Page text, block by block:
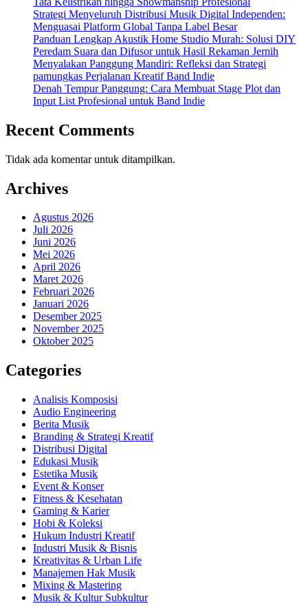
Strategi Menyeluruh Distribusi Musik Digital Independen:
Menguasai Platform Global Tanpa Label Besar
Panduan Lengkap Akustik Home Studio Murah: Solusi DIY
Peredam Suara dan Difusor untuk Hasil Rekaman Jernih
Menyalakan Panggung Mandiri: Refleksi dan Strategi
pamungkas Perjalanan Kreatif Band Indie
Denah Tempur Panggung: Cara Membuat Stage Plot dan
Input List Profesional untuk Band Indie
Recent Comments
Tidak ada komentar untuk ditampilkan.
Archives
Agustus 2026
Juli 2026
Juni 2026
Mei 2026
April 2026
Maret 2026
Februari 2026
Januari 2026
Desember 2025
November 2025
Oktober 2025
Categories
Analisis Komposisi
Audio Engineering
Berita Musik
Branding & Strategi Kreatif
Distribusi Digital
Edukasi Musik
Estetika Musik
Event & Konser
Fitness & Kesehatan
Gaming & Karier
Hobi & Koleksi
Hukum Industri Kreatif
Industri Musik & Bisnis
Kreativitas & Urban Life
Manajemen Hak Musik
Mixing & Mastering
Musik & Kultur Subkultur